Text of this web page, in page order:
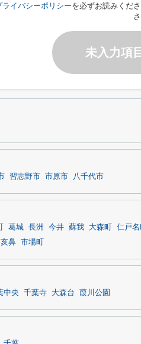
ライバシーポリシーを必ずお読みくだ
未入力項
習志野市 市原市 八千代市
葛城 長洲 今井 蘇我 大森町 仁戸名
亥鼻 市場町
中央 千葉寺 大森台 葭川公園